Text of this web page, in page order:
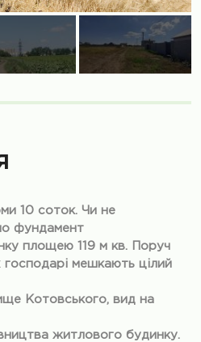
10 соток. Чи не
фундамент
площею 119 м кв. Поруч
мешкають цілий
Котовського, вид на
житлового будинку.